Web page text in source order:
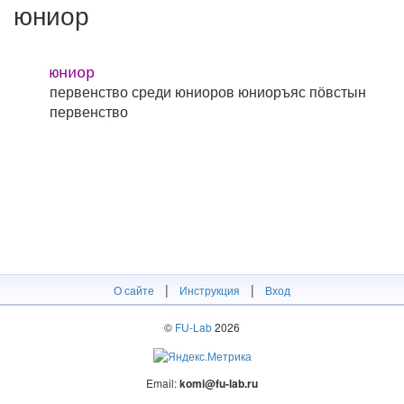
юниор
юниор
первенство среди юниоров юниоръяс пӧвстын
первенство
О сайте | Инструкция | Вход
© FU-Lab2026
Email:komi@fu-lab.ru